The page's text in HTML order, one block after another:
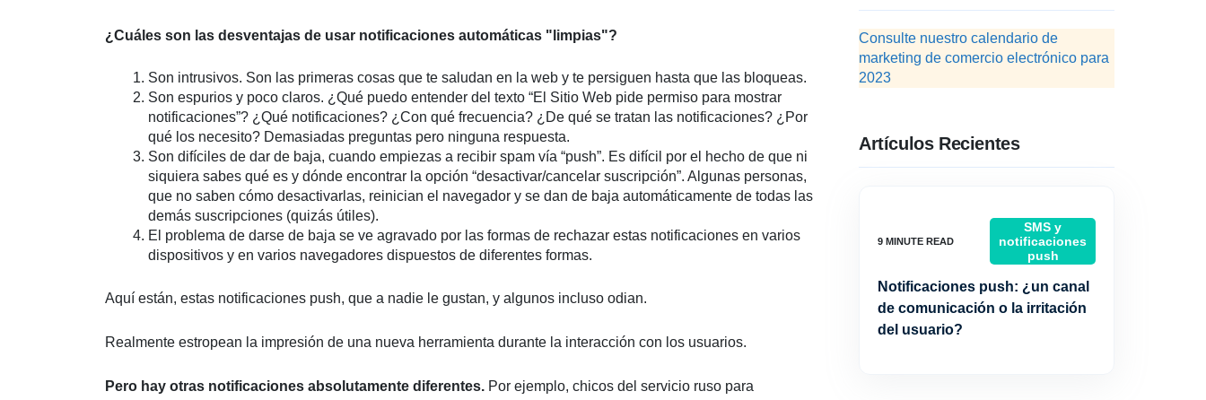
¿Cuáles son las desventajas de usar notificaciones automáticas "limpias"?
Son intrusivos. Son las primeras cosas que te saludan en la web y te persiguen hasta que las bloqueas.
Son espurios y poco claros. ¿Qué puedo entender del texto “El Sitio Web pide permiso para mostrar
notificaciones”? ¿Qué notificaciones? ¿Con qué frecuencia? ¿De qué se tratan las notificaciones? ¿Por
qué los necesito? Demasiadas preguntas pero ninguna respuesta.
Son difíciles de dar de baja, cuando empiezas a recibir spam vía “push”. Es difícil por el hecho de que ni
siquiera sabes qué es y dónde encontrar la opción “desactivar/cancelar suscripción”. Algunas personas,
que no saben cómo desactivarlas, reinician el navegador y se dan de baja automáticamente de todas las
demás suscripciones (quizás útiles).
El problema de darse de baja se ve agravado por las formas de rechazar estas notificaciones en varios
dispositivos y en varios navegadores dispuestos de diferentes formas.
Aquí están, estas notificaciones push, que a nadie le gustan, y algunos incluso odian.
Realmente estropean la impresión de una nueva herramienta durante la interacción con los usuarios.
Pero hay otras notificaciones absolutamente diferentes. Por ejemplo, chicos del servicio ruso para
Consulte nuestro calendario de
marketing de comercio electrónico para
2023
Artículos Recientes
SMS y
notificaciones
push
Notificaciones push: ¿un canal
de comunicación o la irritación
del usuario?